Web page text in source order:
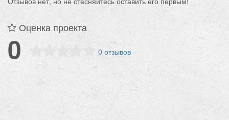
Оценка проекта
0 0 отзывов